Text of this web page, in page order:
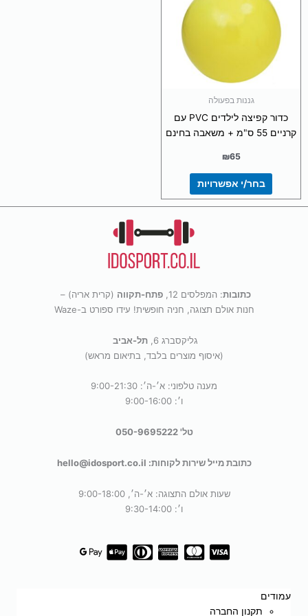
גננות בפעולה
כדור קפיצה לילדים PVC עם
קרניים 55 ס"מ + משאבה בחינם
₪65
בחר/י אפשרויות
סוגים.
האפשרויות
כתובות: המפלסים 12, פתח-תקווה (קרית אריה) –
חנות אולם תצוגה, חניה חופשית! עידו ספורט ב-Waze
גליקסברג 6,
תל-אביב
(איסוף מוצרים בלבד, בתיאום מראש)
מענה טלפוני: א׳-ה׳: 9:00-21:30
ו׳: 9:00-16:00
טל' 050-9695222
כתובת מייל שירות לקוחות: hello@idosport.co.il
שעות אולם התצוגה: א׳-ה׳, 9:00-18:00
ו׳: 9:30-14:00
עמודים
תקנון החברה